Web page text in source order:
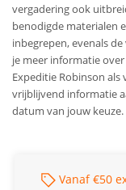
vergadering ook
benodigde materialen
inbegrepen, evenals
je meer informatie
Expeditie Robinson
vrijblijvend informatie
datum van jouw keuze.
Vanaf €50